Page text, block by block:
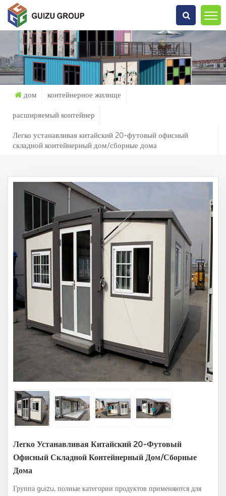
Что Ты Ищешь?
дом контейнерное жилище
расширяемый контейнер
Легко устанавливая китайский 20-футовый офисный
складной контейнерный дом/сборные дома
Легко Устанавливая Китайский 20-Футовый
Офисный Складной Контейнерный Дом/сборные
Дома
Группа guizu, полные категории продуктов применяются для